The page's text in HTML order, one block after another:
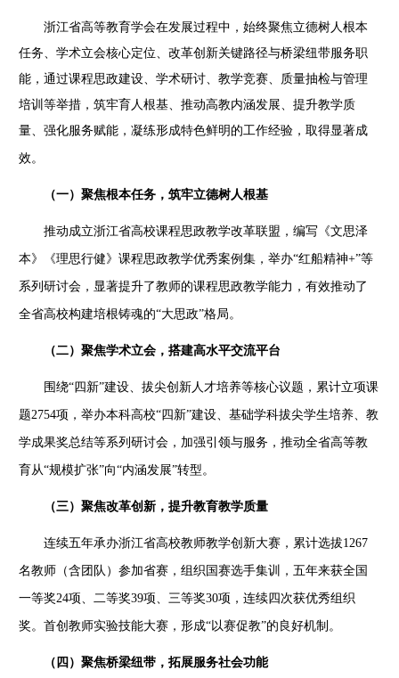
浙江省高等教育学会在发展过程中，始终聚焦立德树人根本
任务、学术立会核心定位、改革创新关键路径与桥梁纽带服务职
能，通过课程思政建设、学术研讨、教学竞赛、质量抽检与管理
培训等举措，筑牢育人根基、推动高教内涵发展、提升教学质
量、强化服务赋能，凝练形成特色鲜明的工作经验，取得显著成
效。
（一）聚焦根本任务 ，筑牢立德树人根基
推动成立浙江省高校课程思政教学改革联盟，编写《文思泽
本》《理思行健》课程思政教学优秀案例集，举办“红船精神+”等
系列研讨会，显著提升了教师的课程思政教学能力，有效推动了
全省高校构建培根铸魂的“大思政”格局。
（二）聚焦学术立会，搭建高水平交流平台
围绕“四新”建设、拔尖创新人才培养等核心议题，累计立项课
题2754项，举办本科高校“四新”建设、基础学科拔尖学生培养、教
学成果奖总结等系列研讨会，加强引领与服务，推动全省高等教
育从“规模扩张”向“内涵发展”转型。
（三）聚焦改革创新，提升教育教学质量
连续五年承办浙江省高校教师教学创新大赛，累计选拔1267
名教师（含团队）参加省赛，组织国赛选手集训，五年来获全国
一等奖24项、二等奖39项、三等奖30项，连续四次获优秀组织
奖。首创教师实验技能大赛，形成“以赛促教”的良好机制。
（四）聚焦桥梁纽带，拓展服务社会功能